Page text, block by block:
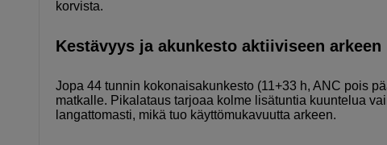
korvista.
Kestävyys ja akunkesto aktiiviseen arkeen
Jopa 44 tunnin kokonaisakunkesto (11+33 h, ANC pois
matkalle. Pikalataus tarjoaa kolme lisätuntia kuuntelua
langattomasti, mikä tuo käyttömukavuutta arkeen.